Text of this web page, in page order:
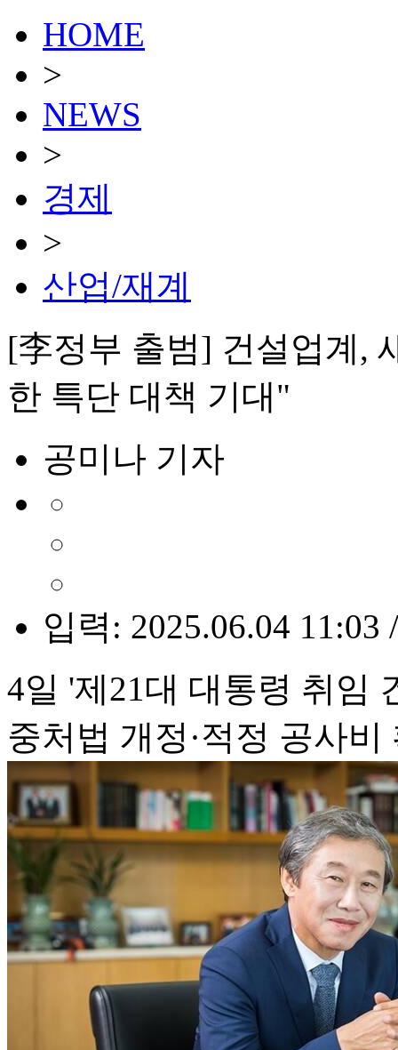
HOME
>
NEWS
>
경제
>
산업/재계
[李정부 출범] 건설업계,
한 특단 대책 기대"
공미나 기자
입력: 2025.06.04 11:03
4일 '제21대 대통령 취임
중처법 개정·적정 공사비